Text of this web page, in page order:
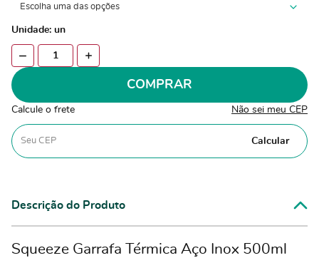
Unidade: un
COMPRAR
Calcule o frete Não sei meu CEP
Calcular
Descrição do Produto
Squeeze Garrafa Térmica Aço Inox 500ml